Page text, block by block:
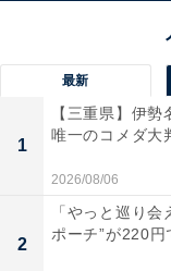
最新
1
【三重県】伊
唯一のコメダ大
2026/08/06
2
「やっと巡り
ポーチ”が220円